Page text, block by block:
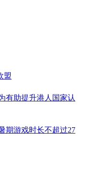
盟
有助提升港人国家认
期游戏时长不超过27